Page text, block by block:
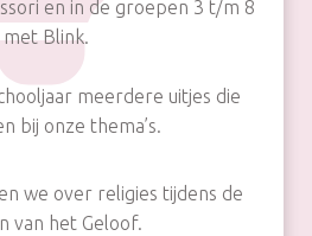
en in de groepen 3 t/m 8
met Blink.
meerdere uitjes die
bij onze thema’s.
we over religies tijdens de
van het Geloof.